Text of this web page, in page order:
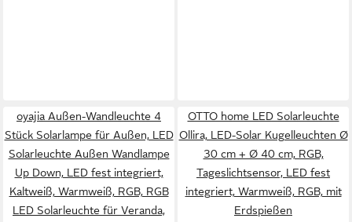
oyajia Außen-Wandleuchte 4
Stück Solarlampe für Außen, LED
Solarleuchte Außen Wandlampe
Up Down, LED fest integriert,
Kaltweiß, Warmweiß, RGB, RGB
LED Solarleuchte für Veranda,
OTTO home LED Solarleuchte
Ollira, LED-Solar Kugelleuchten Ø
30 cm + Ø 40 cm, RGB,
Tageslichtsensor, LED fest
integriert, Warmweiß, RGB, mit
Erdspießen